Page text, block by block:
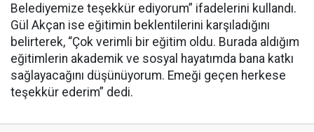
Belediyemize teşekkür ediyorum” ifadelerini kullandı.
Gül Akçan ise eğitimin beklentilerini karşıladığını
belirterek, “Çok verimli bir eğitim oldu. Burada aldığım
eğitimlerin akademik ve sosyal hayatımda bana katkı
sağlayacağını düşünüyorum. Emeği geçen herkese
teşekkür ederim” dedi.